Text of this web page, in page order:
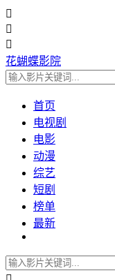



花蝴蝶影院
首页
电视剧
电影
动漫
综艺
短剧
榜单
最新